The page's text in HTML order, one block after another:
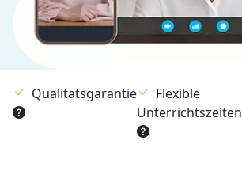
Qualitätsgarantie
Flexible
Unterrichtszeiten